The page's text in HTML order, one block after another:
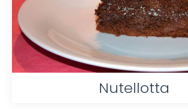
Nutellotta